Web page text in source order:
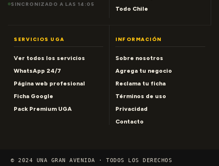
SINCRONIZADO A LAS 14:05
Todo Chile
SERVICIOS UGA
Ver todos los servicios
WhatsApp 24/7
Página web profesional
Ficha Google
Pack Premium UGA
INFORMACIÓN
Sobre nosotros
Agrega tu negocio
Reclama tu ficha
Términos de uso
Privacidad
Contacto
© 2024 UNA GRAN AVENIDA · TODOS LOS DERECHOS